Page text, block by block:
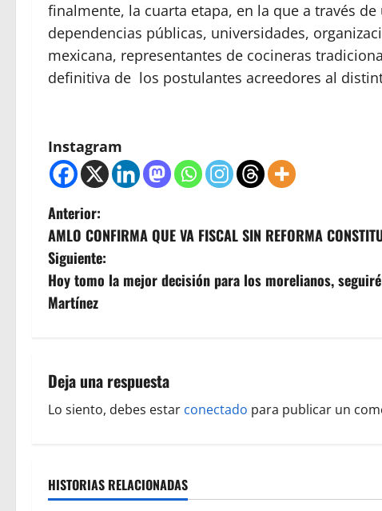
finalmente, la cuarta etapa, en la que a través
dependencias públicas, universidades,
mexicana, representantes de cocineras
definitiva de los postulantes acreedores al
Instagram
N
a
v
e
a
c
ó
Anterior:
AMLO CONFIRMA QUE VA FISCAL SIN REFORMA
Siguiente:
Hoy tomo la mejor decisión para los morelianos,
Martínez
Deja una respuesta
Lo siento, debes estar conectado para publicar un
HISTORIAS RELACIONADAS